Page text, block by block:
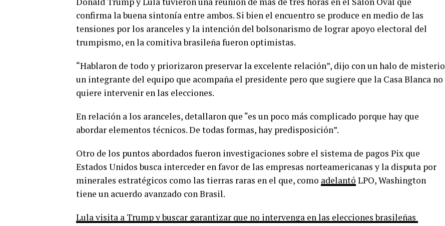
confirma la buena sintonía entre ambos. Si bien el encuentro se produce en medio de las
tensiones por los aranceles y la intención del bolsonarismo de lograr apoyo electoral del
trumpismo, en la comitiva brasileña fueron optimistas.
“Hablaron de todo y priorizaron preservar la excelente relación”, dijo con un halo de misterio
un integrante del equipo que acompaña el presidente pero que sugiere que la Casa Blanca no
quiere intervenir en las elecciones.
En relación a los aranceles, detallaron que “es un poco más complicado porque hay que
abordar elementos técnicos. De todas formas, hay predisposición”.
Otro de los puntos abordados fueron investigaciones sobre el sistema de pagos Pix que
Estados Unidos busca interceder en favor de las empresas norteamericanas y la disputa por
minerales estratégicos como las tierras raras en el que, como adelantó LPO, Washington
tiene un acuerdo avanzado con Brasil.
Lula visita a Trump y buscar garantizar que no intervenga en las elecciones brasileñas